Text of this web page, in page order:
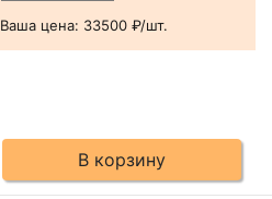
Ваша цена: 33500 ₽/шт.
В корзину